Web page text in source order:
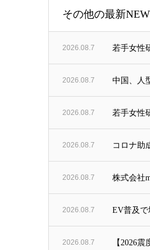
その他の最新
2026.08.7 若手女性
2026.08.7 中国、人
2026.08.7 若手女性
2026.08.7 コロナ助
2026.08.7 株式会社
2026.08.7 EV普及
2026.08.7 【2026